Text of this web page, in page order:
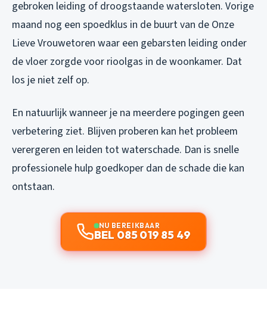
gebroken leiding of droogstaande watersloten. Vorige
maand nog een spoedklus in de buurt van de Onze
Lieve Vrouwetoren waar een gebarsten leiding onder
de vloer zorgde voor rioolgas in de woonkamer. Dat
los je niet zelf op.
En natuurlijk wanneer je na meerdere pogingen geen
verbetering ziet. Blijven proberen kan het probleem
verergeren en leiden tot waterschade. Dan is snelle
professionele hulp goedkoper dan de schade die kan
ontstaan.
NU BEREIKBAAR
BEL 085 019 85 49